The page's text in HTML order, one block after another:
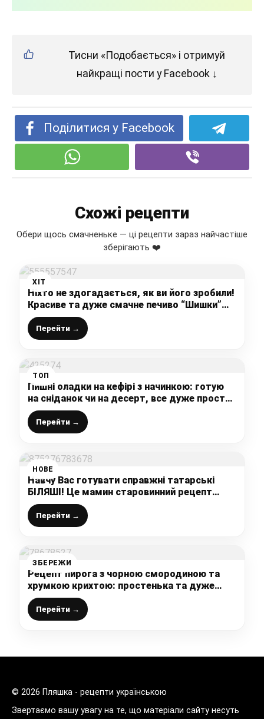
Тисни «Подобається» і отримуй
найкращі пости у Facebook ↓
Поділитися у Facebook
Схожі рецепти
Обери щось смачненьке — ці рецепти зараз найчастіше
зберігають ❤️
ХІТ
Ніхто не здогадається, як ви його зробили!
Красиве та дуже смачне печиво “Шишки”
до Новорічних свят
Перейти →
ТОП
Пишні оладки на кефірі з начинкою: готую
на сніданок чи на десерт, все дуже просто і
швидко
Перейти →
НОВЕ
Навчу Вас готувати справжні татарські
БІЛЯШІ! Це мамин старовинний рецепт
смачних м’ясних біляшів!
Перейти →
ЗБЕРЕЖИ
Рецепт пирога з чорною смородиною та
хрумкою крихтою: простенька та дуже
смачна випічка до чаю
Перейти →
© 2026 Пляшка - рецепти українською
Звертаємо вашу увагу на те, що матеріали сайту несуть